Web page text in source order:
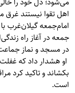
اهل تقوا نیستند غرق
امام‌جمعه گیلان‌غرب
جمعه در آغاز راه
در مسجد و نماز جماعت
او هشدار داد که غفلت
بکشاند و تاکید کرد
است.